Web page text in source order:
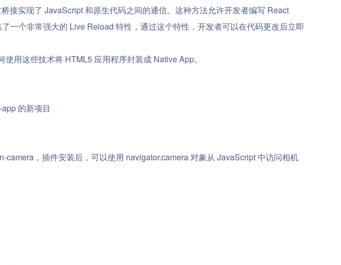
接实现了 JavaScript 和原生代码之间的通信。这种方法允许开发者编写 React
一个非常强大的 Live Reload 特性，通过这个特性，开发者可以在代码更改后立即
用这些技术将 HTML5 应用程序封装成 Native App。
的新项目
，插件安装后，可以使用 navigator.camera 对象从 JavaScript 中访问相机